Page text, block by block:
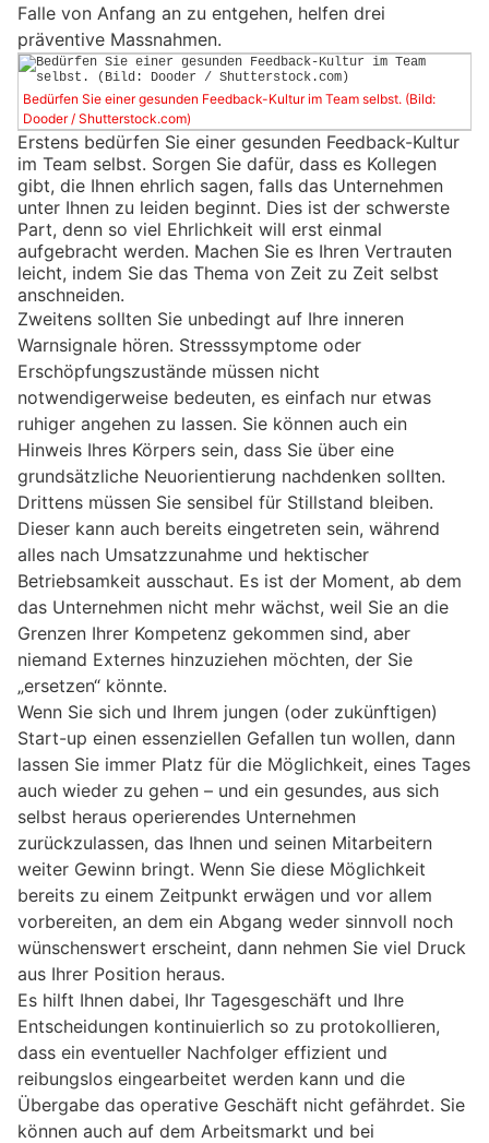
Falle von Anfang an zu entgehen, helfen drei
präventive Massnahmen.
Bedürfen Sie einer gesunden Feedback-Kultur im Team selbst. (Bild:
Dooder / Shutterstock.com)
Erstens bedürfen Sie einer gesunden Feedback-Kultur
im Team selbst. Sorgen Sie dafür, dass es Kollegen
gibt, die Ihnen ehrlich sagen, falls das Unternehmen
unter Ihnen zu leiden beginnt. Dies ist der schwerste
Part, denn so viel Ehrlichkeit will erst einmal
aufgebracht werden. Machen Sie es Ihren Vertrauten
leicht, indem Sie das Thema von Zeit zu Zeit selbst
anschneiden.
Zweitens sollten Sie unbedingt auf Ihre inneren
Warnsignale hören. Stresssymptome oder
Erschöpfungszustände müssen nicht
notwendigerweise bedeuten, es einfach nur etwas
ruhiger angehen zu lassen. Sie können auch ein
Hinweis Ihres Körpers sein, dass Sie über eine
grundsätzliche Neuorientierung nachdenken sollten.
Drittens müssen Sie sensibel für Stillstand bleiben.
Dieser kann auch bereits eingetreten sein, während
alles nach Umsatzzunahme und hektischer
Betriebsamkeit ausschaut. Es ist der Moment, ab dem
das Unternehmen nicht mehr wächst, weil Sie an die
Grenzen Ihrer Kompetenz gekommen sind, aber
niemand Externes hinzuziehen möchten, der Sie
„ersetzen“ könnte.
Wenn Sie sich und Ihrem jungen (oder zukünftigen)
Start-up einen essenziellen Gefallen tun wollen, dann
lassen Sie immer Platz für die Möglichkeit, eines Tages
auch wieder zu gehen – und ein gesundes, aus sich
selbst heraus operierendes Unternehmen
zurückzulassen, das Ihnen und seinen Mitarbeitern
weiter Gewinn bringt. Wenn Sie diese Möglichkeit
bereits zu einem Zeitpunkt erwägen und vor allem
vorbereiten, an dem ein Abgang weder sinnvoll noch
wünschenswert erscheint, dann nehmen Sie viel Druck
aus Ihrer Position heraus.
Es hilft Ihnen dabei, Ihr Tagesgeschäft und Ihre
Entscheidungen kontinuierlich so zu protokollieren,
dass ein eventueller Nachfolger effizient und
reibungslos eingearbeitet werden kann und die
Übergabe das operative Geschäft nicht gefährdet. Sie
können auch auf dem Arbeitsmarkt und bei